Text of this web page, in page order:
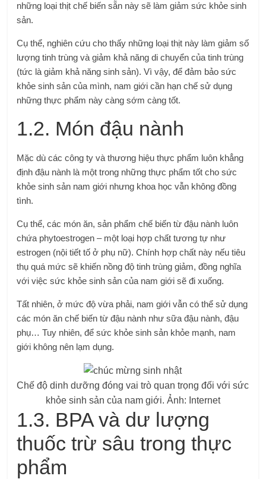
những loại thịt chế biến sẵn này sẽ làm giảm sức khỏe sinh
sản.
Cụ thể, nghiên cứu cho thấy những loại thịt này làm giảm số
lượng tinh trùng và giảm khả năng di chuyển của tinh trùng
(tức là giảm khả năng sinh sản). Vì vậy, để đảm bảo sức
khỏe sinh sản của mình, nam giới cần hạn chế sử dụng
những thực phẩm này càng sớm càng tốt.
1.2. Món đậu nành
Mặc dù các công ty và thương hiệu thực phẩm luôn khẳng
định đậu nành là một trong những thực phẩm tốt cho sức
khỏe sinh sản nam giới nhưng khoa học vẫn không đồng
tình.
Cụ thể, các món ăn, sản phẩm chế biến từ đậu nành luôn
chứa phytoestrogen – một loại hợp chất tương tự như
estrogen (nội tiết tố ở phụ nữ). Chính hợp chất này nếu tiêu
thụ quá mức sẽ khiến nồng độ tinh trùng giảm, đồng nghĩa
với việc sức khỏe sinh sản của nam giới sẽ đi xuống.
Tất nhiên, ở mức độ vừa phải, nam giới vẫn có thể sử dụng
các món ăn chế biến từ đậu nành như sữa đậu nành, đậu
phụ… Tuy nhiên, để sức khỏe sinh sản khỏe mạnh, nam
giới không nên lạm dụng.
Chế độ dinh dưỡng đóng vai trò quan trọng đối với sức
khỏe sinh sản của nam giới. Ảnh: Internet
1.3. BPA và dư lượng
thuốc trừ sâu trong thực
phẩm